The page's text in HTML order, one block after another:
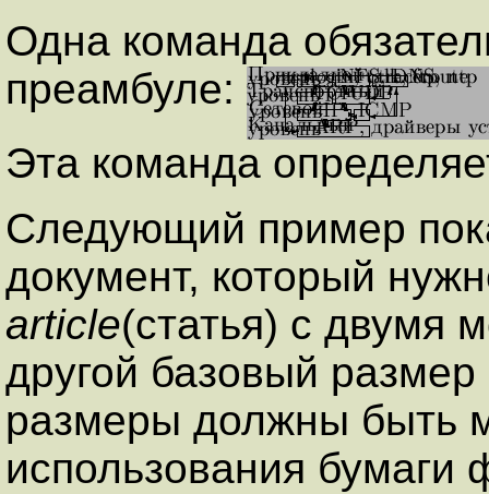
Одна команда
преамбуле:
Эта команда
Следующий пример
документ, который
article(статья) с двумя
другой базовый
размеры должны быть
использования бумаги